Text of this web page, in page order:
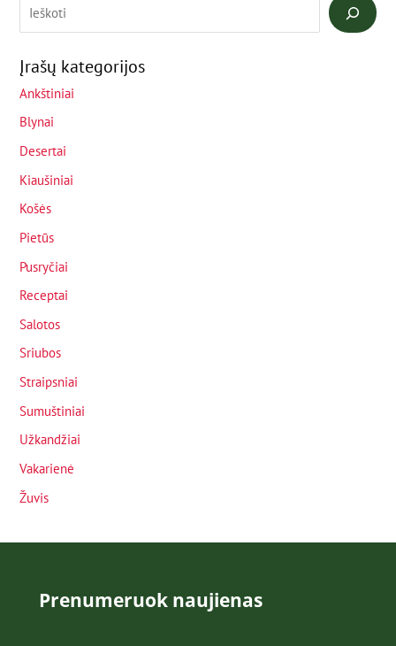
Įrašų kategorijos
Ankštiniai
Blynai
Desertai
Kiaušiniai
Košės
Pietūs
Pusryčiai
Receptai
Salotos
Sriubos
Straipsniai
Sumuštiniai
Užkandžiai
Vakarienė
Žuvis
Prenumeruok naujienas